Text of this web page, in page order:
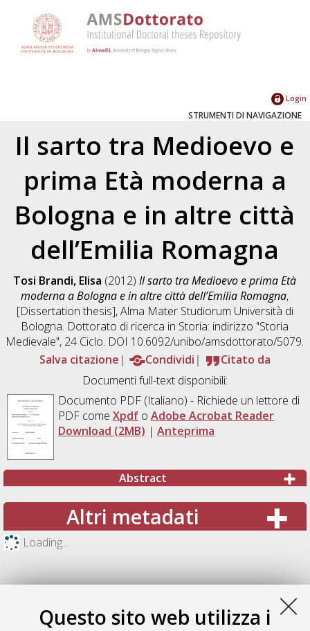
Questo sito web utilizza i
Login
STRUMENTI DI NAVIGAZIONE
Il sarto tra Medioevo e
prima Età moderna a
Bologna e in altre città
dell’Emilia Romagna
Tosi Brandi, Elisa (2012)Il sarto tra Medioevo e prima Età
moderna a Bologna e in altre città dell’Emilia Romagna,
[Dissertation thesis], Alma Mater Studiorum Università di
Bologna. Dottorato di ricerca in Storia: indirizzo "Storia
Medievale", 24 Ciclo. DOI 10.6092/unibo/amsdottorato/5079.
Salva citazione
Condividi
Citato da
Documenti full-text disponibili:
Documento PDF(Italiano) - Richiede un lettore di
PDF come Xpdfo Adobe Acrobat Reader
Download (2MB) | Anteprima
Abstract
Altri metadati
Loading...